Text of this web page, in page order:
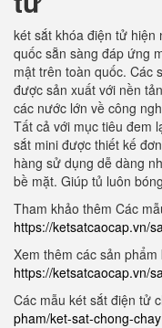
két sắt khóa điện tử hiện
quốc sẵn sàng đáp ứng
mật trên toàn quốc. Các
được sản xuất với nền
các nước lớn về công
Tất cả với mục tiêu đem
sắt mini được thiết kế
hàng sử dụng dễ dàng
bề mặt. Giúp tủ luôn
Tham khảo thêm Các
https://ketsatcaocap.vn/
Xem thêm các sản phẩm
https://ketsatcaocap.vn/
Các mẫu két sắt điện tử
pham/ket-sat-chong-chay